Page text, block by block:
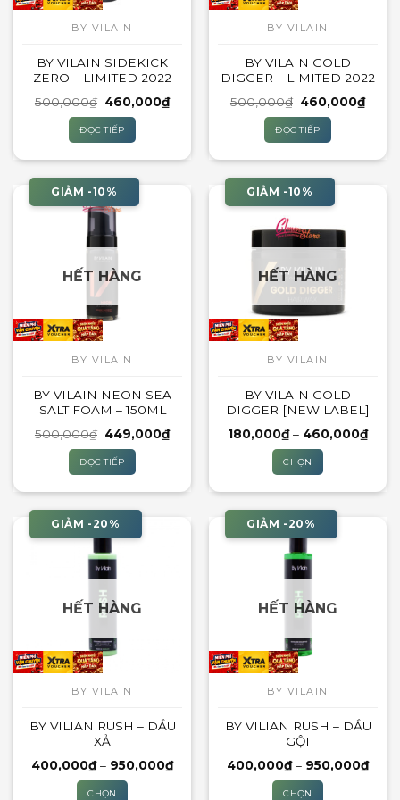
BY VILAIN
BY VILAIN SIDEKICK
ZERO – LIMITED 2022
500,000₫ Giá
là:
500,000₫.
460,000₫Giá
hiện
ĐỌC TIẾP
BY VILAIN
BY VILAIN GOLD
DIGGER – LIMITED 2022
500,000₫ Giá
là:
500,000₫.
460,000₫Giá
hiện
ĐỌC TIẾP
GIẢM -10%
HẾT HÀNG
BY VILAIN
BY VILAIN NEON SEA
SALT FOAM – 150ML
500,000₫ Giá
là:
500,000₫.
449,000₫Giá
hiện
ĐỌC TIẾP
GIẢM -10%
HẾT HÀNG
BY VILAIN
BY VILAIN GOLD
DIGGER [NEW LABEL]
180,000₫ – 460,000₫
giá:
CHỌN
này
có
nhiều
biến
thể.
Các
chọn
có
thể
chọn
trên
trang
sản
GIẢM -20%
HẾT HÀNG
BY VILAIN
BY VILIAN RUSH – DẦU
XẢ
400,000₫ – 950,000₫Khoảng
giá:
CHỌN
GIẢM -20%
HẾT HÀNG
BY VILAIN
BY VILIAN RUSH – DẦU
GỘI
400,000₫ – 950,000₫
giá:
CHỌN